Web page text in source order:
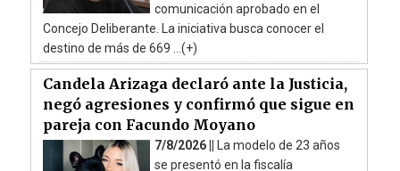
comunicación aprobado en el
Concejo Deliberante. La iniciativa busca conocer el
destino de más de 669 ...(+)
Candela Arizaga declaró ante la Justicia,
negó agresiones y confirmó que sigue en
pareja con Facundo Moyano
7/8/2026 ||
La modelo de 23 años
se presentó en la fiscalía